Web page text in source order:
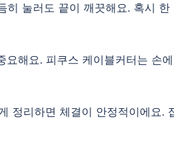
히 눌러도 끝이 깨끗해요. 혹시 한
요해요. 피쿠스 케이블커터는 손
정리하면 체결이 안정적이에요.